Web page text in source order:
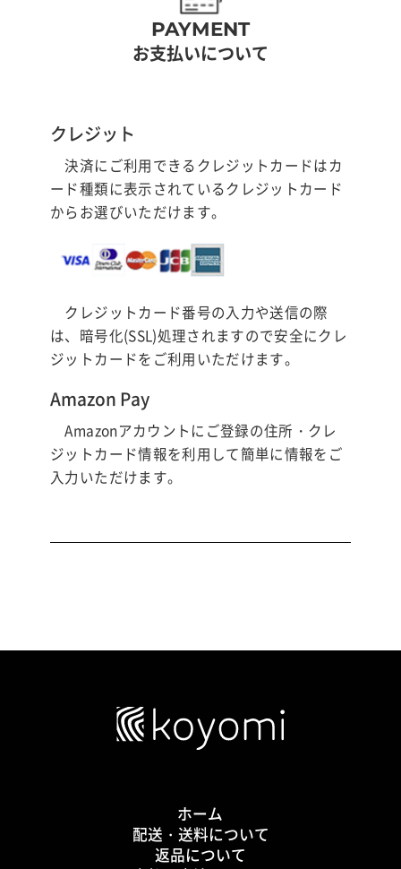
PAYMENT
お支払いについて
クレジット
決済にご利用できるクレジットカードはカ
ード種類に表示されているクレジットカード
からお選びいただけます。
クレジットカード番号の入力や送信の際
は、暗号化(SSL)処理されますので安全にクレ
ジットカードをご利用いただけます。
Amazon Pay
Amazonアカウントにご登録の住所・クレ
ジットカード情報を利用して簡単に情報をご
入力いただけます。
ホーム
配送・送料について
返品について